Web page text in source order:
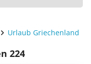
Urlaub Griechenland
224